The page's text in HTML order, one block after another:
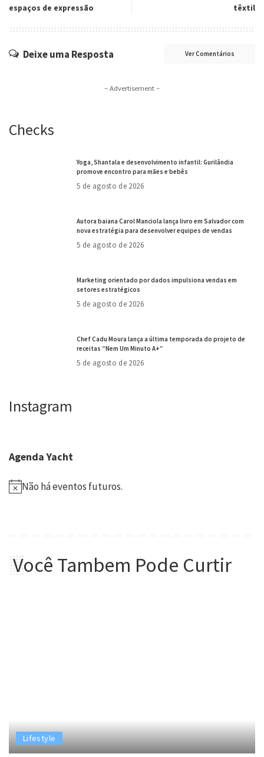
espaços de expressão
têxtil
Deixe uma Resposta Ver Comentários
– Advertisement –
Checks
Yoga, Shantala e desenvolvimento infantil: Gurilândia
promove encontro para mães e bebês
5 de agosto de 2026
Autora baiana Carol Manciola lança livro em Salvador com
nova estratégia para desenvolver equipes de vendas
5 de agosto de 2026
Marketing orientado por dados impulsiona vendas em
setores estratégicos
5 de agosto de 2026
Chef Cadu Moura lança a última temporada do projeto de
receitas “Nem Um Minuto A+”
5 de agosto de 2026
Instagram
Agenda Yacht
Não há eventos futuros.
Você Tambem Pode Curtir
Lifestyle